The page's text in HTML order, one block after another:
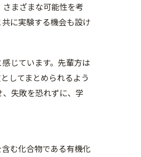
まざまな可能性を考
に実験する機会も設け
じています。先輩方は
してまとめられるよう
失敗を恐れずに、学
む化合物である有機化